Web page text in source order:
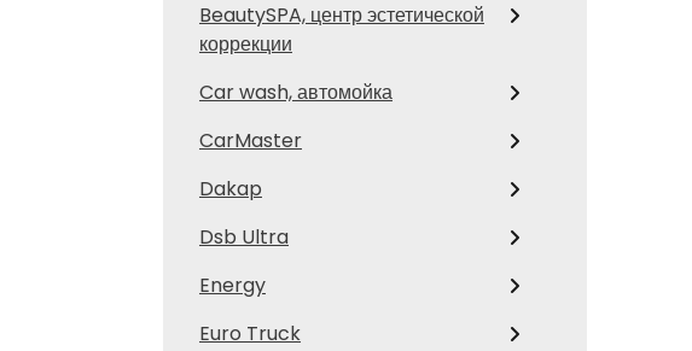
BeautySPA, центр эстетической
коррекции
Car wash, автомойка
CarMaster
Dakap
Dsb Ultra
Energy
Euro Truck